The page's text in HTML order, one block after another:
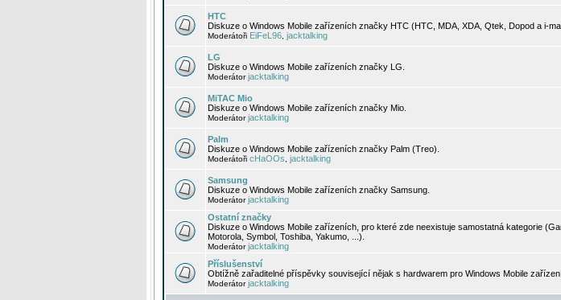
HTC
Diskuze o Windows Mobile zařízeních značky HTC (HTC, MDA, XDA, Qtek, Dopod a i-
Moderátoři EiFeL96 jacktalking
LG
Diskuze o Windows Mobile zařízeních značky LG.
Moderátorjacktalking
MiTAC Mio
Diskuze o Windows Mobile zařízeních značky Mio.
Moderátorjacktalking
Palm
Diskuze o Windows Mobile zařízeních značky Palm (Treo).
Moderátoři cHaOOs jacktalking
Samsung
Diskuze o Windows Mobile zařízeních značky Samsung.
Moderátorjacktalking
Ostatní značky
Diskuze o Windows Mobile zařízeních, pro které zde neexistuje samostatná kategorie
Motorola, Symbol, Toshiba, Yakumo, ...).
Moderátorjacktalking
Příslušenství
Obtížně zařaditelné příspěvky související nějak s hardwarem pro Windows Mobile
Moderátorjacktalking